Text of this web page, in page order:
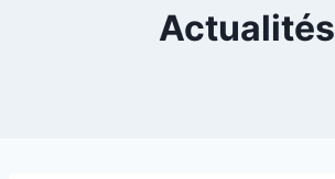
Actualités